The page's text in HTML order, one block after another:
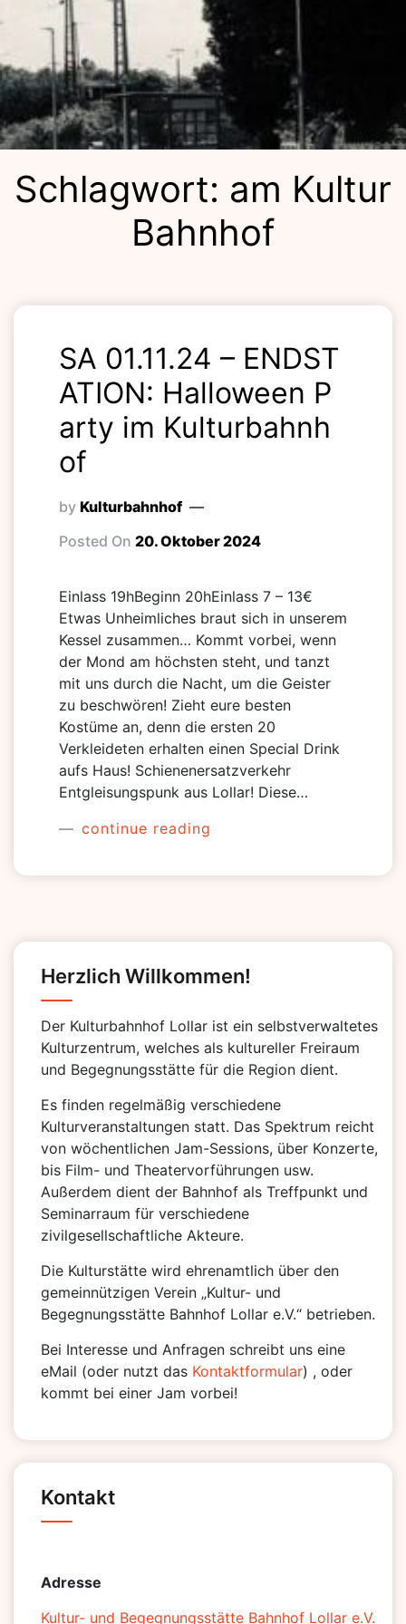
Schlagwort: am Kultur
Bahnhof
SA 01.11.24 – ENDST
ATION: Halloween P
arty im Kulturbahnh
of
by Kulturbahnhof
Posted On 20. Oktober 2024
Einlass 19hBeginn 20hEinlass 7 – 13€
Etwas Unheimliches braut sich in unserem
Kessel zusammen… Kommt vorbei, wenn
der Mond am höchsten steht, und tanzt
mit uns durch die Nacht, um die Geister
zu beschwören! Zieht eure besten
Kostüme an, denn die ersten 20
Verkleideten erhalten einen Special Drink
aufs Haus! Schienenersatzverkehr
Entgleisungspunk aus Lollar! Diese…
continue reading
Herzlich Willkommen!
Der Kulturbahnhof Lollar ist ein selbstverwaltetes
Kulturzentrum, welches als kultureller Freiraum
und Begegnungsstätte für die Region dient.
Es finden regelmäßig verschiedene
Kulturveranstaltungen statt. Das Spektrum reicht
von wöchentlichen Jam-Sessions, über Konzerte,
bis Film- und Theatervorführungen usw.
Außerdem dient der Bahnhof als Treffpunkt und
Seminarraum für verschiedene
zivilgesellschaftliche Akteure.
Die Kulturstätte wird ehrenamtlich über den
gemeinnützigen Verein „Kultur- und
Begegnungsstätte Bahnhof Lollar e.V.“ betrieben.
Bei Interesse und Anfragen schreibt uns eine
eMail (oder nutzt das Kontaktformular) , oder
kommt bei einer Jam vorbei!
Kontakt
Adresse
Kultur- und Begegnungsstätte Bahnhof Lollar e.V.